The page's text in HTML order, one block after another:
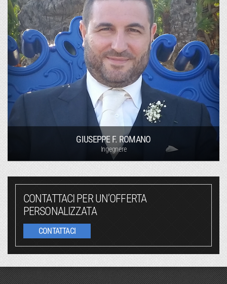
GIUSEPPE F. ROMANO
Ingegnere
CONTATTACI PER UN’OFFERTA
PERSONALIZZATA
CONTATTACI